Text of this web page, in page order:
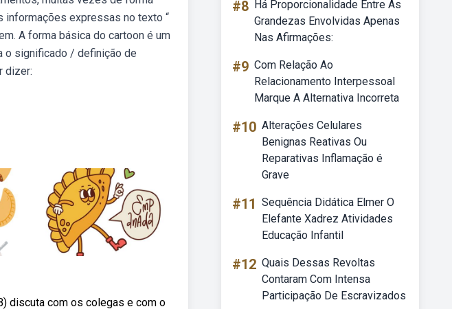
informações expressas no texto “
A forma básica do cartoon é um
o significado / definição de
dizer:
discuta com os colegas e com o
#8 Há Proporcionalidade Entre As
Grandezas Envolvidas Apenas
Nas Afirmações:
#9 Com Relação Ao
Relacionamento Interpessoal
Marque A Alternativa Incorreta
#10 Alterações Celulares
Benignas Reativas Ou
Reparativas Inflamação é
Grave
#11 Sequência Didática Elmer O
Elefante Xadrez Atividades
Educação Infantil
#12 Quais Dessas Revoltas
Contaram Com Intensa
Participação De Escravizados